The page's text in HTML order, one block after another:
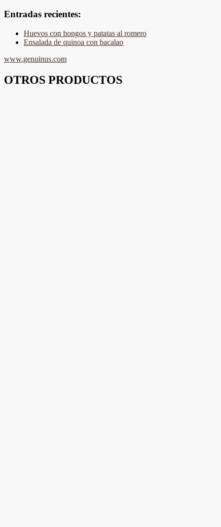
Entradas recientes:
Huevos con hongos y patatas al romero
Ensalada de quinoa con bacalao
www.genuinus.com
OTROS PRODUCTOS